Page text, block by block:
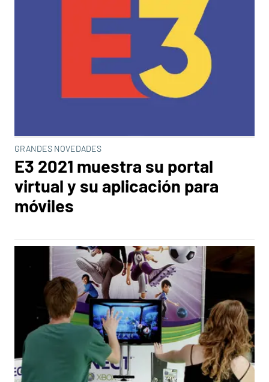
GRANDES NOVEDADES
E3 2021 muestra su portal
virtual y su aplicación para
móviles